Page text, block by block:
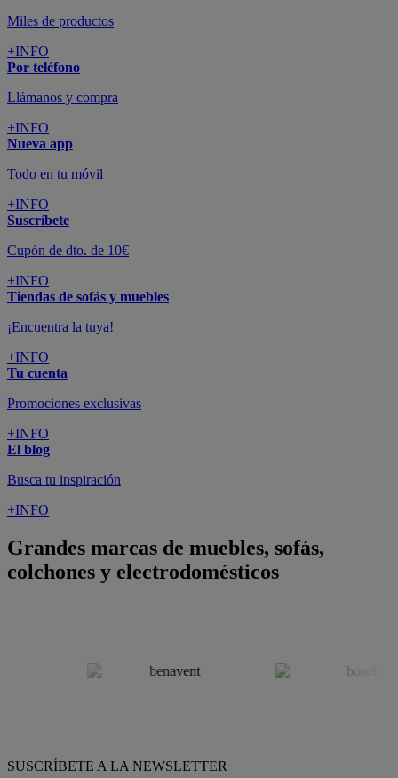
Miles de productos
+INFO
Por teléfono
Llámanos y compra
+INFO
Nueva app
Todo en tu móvil
+INFO
Suscríbete
Cupón de dto. de 10€
+INFO
Tiendas de sofás y muebles
¡Encuentra la tuya!
+INFO
Tu cuenta
Promociones exclusivas
+INFO
El blog
Busca tu inspiración
+INFO
Grandes marcas de muebles, sofás,
colchones y electrodomésticos
SUSCRÍBETE A LA NEWSLETTER